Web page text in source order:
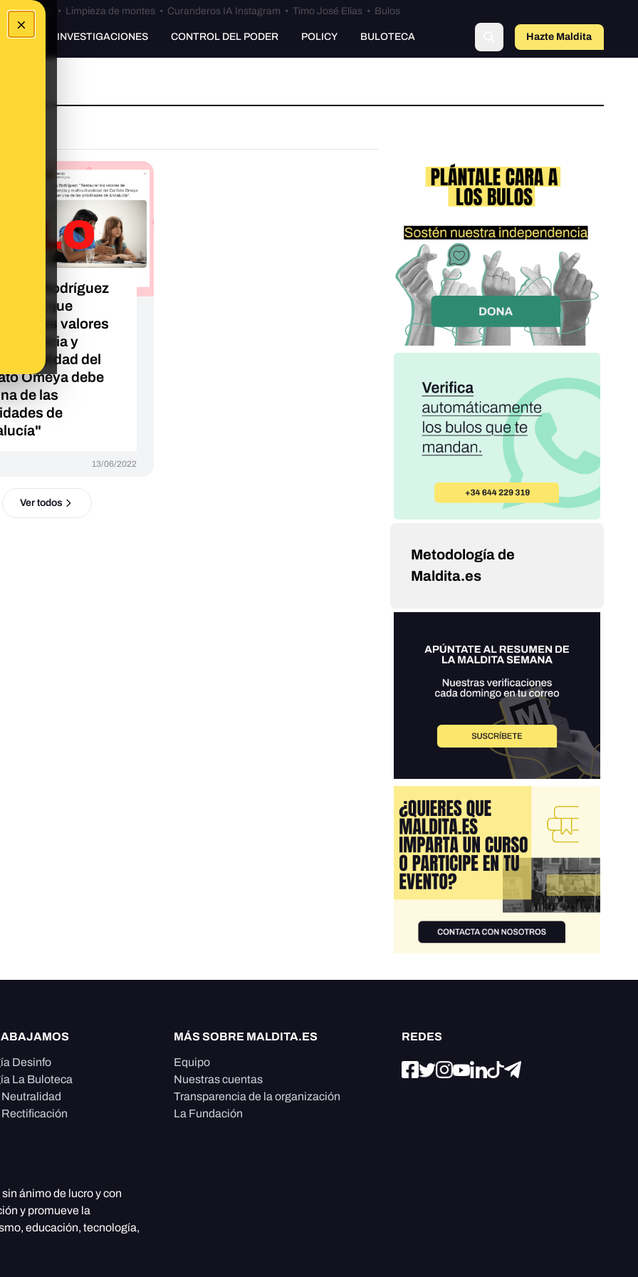
×
Bulos Ceuta • Limpieza de montes• Curanderos IA Instagram • Timo José Elías• Bulos
INVESTIGACIONES CONTROL DEL PODER POLICY BULOTECA Hazte Maldita
Rodríguez
dicho que
los valores
y
del
Omeya debe
de las
de
13/06/2022
Ver todos
Metodología de
Maldita.es
Desinfo
La Buloteca
MÁS SOBRE MALDITA.ES
Equipo
Nuestras cuentas
Transparencia de la organización
La Fundación
REDES
sin ánimo de lucro y con
y promueve la
educación, tecnología,